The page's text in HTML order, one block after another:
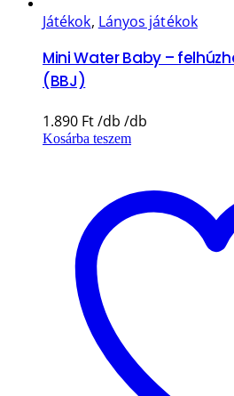
Játékok, Lányos játékok
Mini Water Baby –
(BBJ)
1.890 Ft
Kosárba teszem